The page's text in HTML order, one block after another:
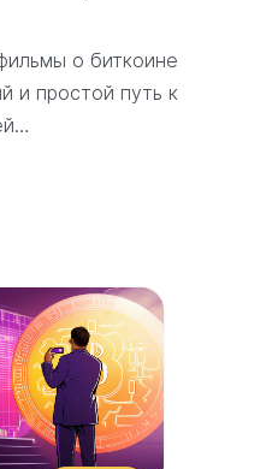
о биткоине
и простой путь к